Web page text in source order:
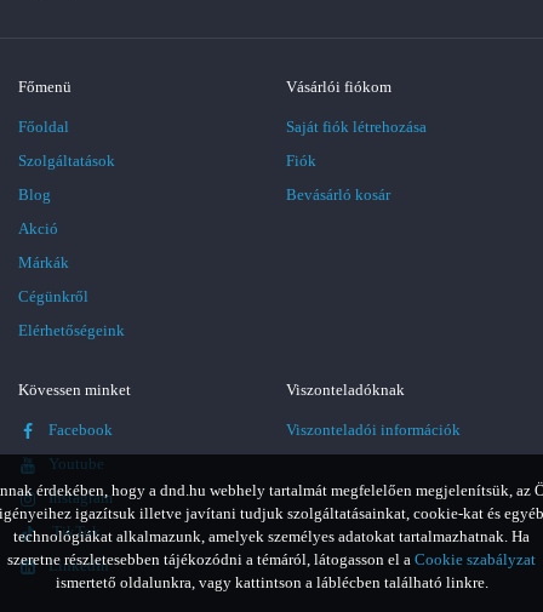
érdekében, hogy a dnd.hu webhely tartalmát megfelelően megjelenítsük, az
igényeihez igazítsuk illetve javítani tudjuk szolgáltatásainkat, cookie-kat és egyéb
technológiákat alkalmazunk, amelyek személyes adatokat tartalmazhatnak. Ha
szeretne részletesebben tájékozódni a témáról, látogasson el a Cookie szabályzat
ismertető oldalunkra, vagy kattintson a láblécben található linkre.
Főmenü
Főoldal
Szolgáltatások
Blog
Akció
Márkák
Cégünkről
Elérhetőségeink
Vásárlói fiókom
Saját fiók létrehozása
Fiók
Bevásárló kosár
Kövessen minket
Facebook
Youtube
Instagram
TikTok
LinkedIn
Viszonteladóknak
Viszonteladói információk